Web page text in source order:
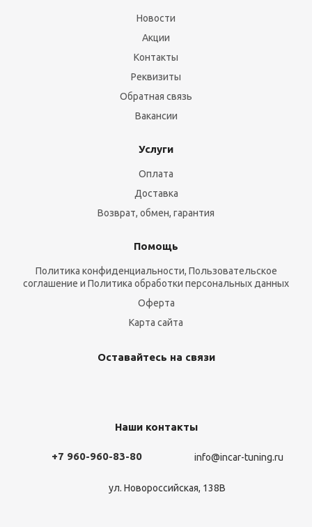
Новости
Акции
Контакты
Реквизиты
Обратная связь
Вакансии
Услуги
Оплата
Доставка
Возврат, обмен, гарантия
Помощь
Политика конфиденциальности, Пользовательское
соглашение и Политика обработки персональных данных
Оферта
Карта сайта
Оставайтесь на связи
Наши контакты
+7 960-960-83-80 info@incar-tuning.ru
ул. Новороссийская, 138В